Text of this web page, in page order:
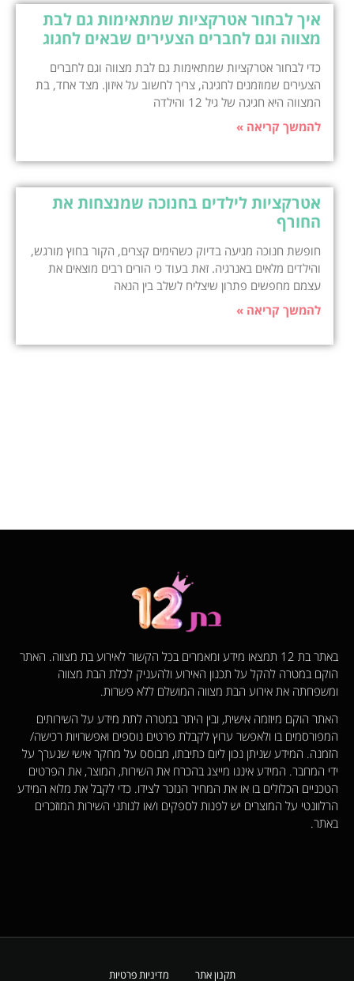
איך לבחור אטרקציות שמתאימות גם לבת
מצווה וגם לחברים הצעירים שבאים לחגוג
כדי לבחור אטרקציות שמתאימות גם לבת מצווה וגם לחברים
הצעירים שמוזמנים לחגיגה, צריך לחשוב על איזון. מצד אחד, בת
המצווה היא חגיגה של גיל 12 והילדה
להמשך קריאה »
אטרקציות לילדים בחנוכה שמנצחות את
החורף
חופשת חנוכה מגיעה בדיוק כשהימים קצרים, הקור בחוץ מורגש,
והילדים מלאים באנרגיה. זאת בעוד כי הורים רבים מוצאים את
עצמם מחפשים פתרון שיצליח לשלב בין הנאה
להמשך קריאה »
באתר בת 12 תמצאו מידע ומאמרים בכל הקשור לאירוע בת מצווה. האתר
הוקם במטרה להקל על תכנון האירוע ולהעניק לכלת הבת מצווה
ומשפחתה את אירוע הבת מצווה המושלם ללא פשרות.
האתר הוקם מיוזמה אישית, ובין היתר במטרה לתת מידע על השירותים
המפורסמים בו ולאפשר ערוץ לקבלת פרטים נוספים ואפשרויות רכישה/
הזמנה. המידע שניתן נכון ליום כתיבתו, מבוסס על מחקר אישי שנערך על
ידי המחבר. המידע איננו מייצג בהכרח את השירות, המוצר, את הפרטים
הטכניים הכלולים בו או את המחיר הנזכר לצידו. כדי לקבל את מלוא המידע
הרלוונטי על המוצרים יש לפנות לספקים ו/או לנותני השירות המוזכרים
באתר.
תקנון אתר מדיניות פרטיות